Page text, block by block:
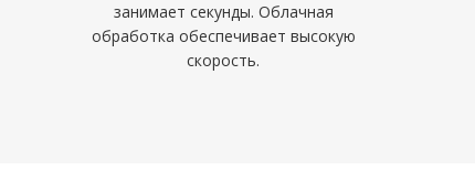
занимает секунды. Облачная
обработка обеспечивает высокую
скорость.